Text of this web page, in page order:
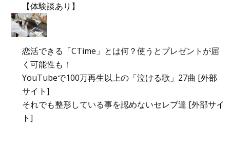
【体験談あり】
恋活できる「CTime」とは何？使うとプレゼントが届
く可能性も！
YouTubeで100万再生以上の「泣ける歌」27曲 [外部
サイト]
それでも整形している事を認めないセレブ達 [外部サイ
ト]